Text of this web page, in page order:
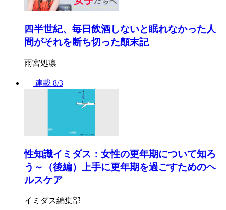
四半世紀、毎日飲酒しないと眠れなかった人
間がそれを断ち切った顛末記
雨宮処凛
連載 8/3
性知識イミダス：女性の更年期について知ろ
う～（後編）上手に更年期を過ごすためのヘ
ルスケア
イミダス編集部